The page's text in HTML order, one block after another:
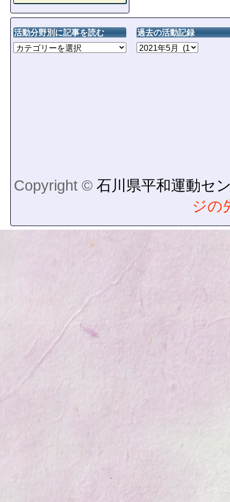
活動分野別に記事を読む 過去の活動記録
Copyright © 石川県平和運動セ
ジの